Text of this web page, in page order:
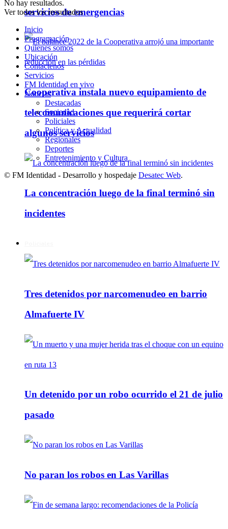
servicios de emergencias
Cooperativa instala nuevo equipamiento de
telecomunicaciones que requerirá cortar
algunos servicios
La concentración luego de la final terminó sin
incidentes
Tres detenidos por narcomenudeo en barrio
Almafuerte IV
Un detenido por un robo ocurrido el 21 de julio
pasado
No paran los robos en Las Varillas
No hay resultados.
Ver todos los ressultados
Inicio
Programación
Quienes somos
Ubicación
Contáctenos
Servicios
FM Identidad en vivo
Noticias
Destacadas
Sociedad
Policiales
Política y Actualidad
Regionales
Deportes
Entretenimiento y Cultura
© FM Identidad - Desarrollo y hospedaje Desatec Web.